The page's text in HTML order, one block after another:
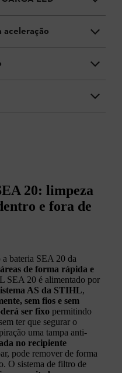
aceleração
20: limpeza
e fora de
bateria SEA 20 da
de forma rápida e
SEA 20 é alimentado por
AS da STIHL,
sem fios e sem
ser fixo permitindo
ter que segurar o
uma tampa anti-
no recipiente
pode remover de forma
O sistema de filtro de